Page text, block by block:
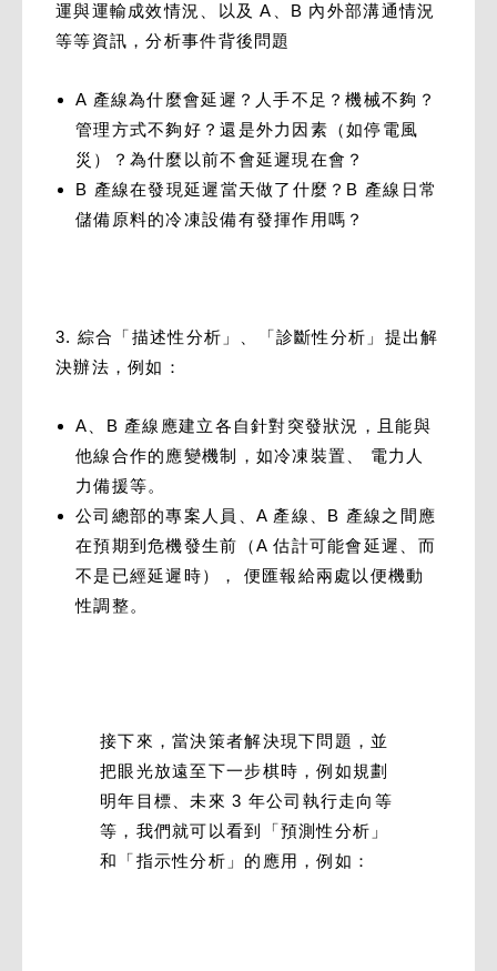
運與運輸成效情況、以及 A、B 內外部溝通情況
等等資訊，分析事件背後問題
A 產線為什麼會延遲？人手不足？機械不夠？
管理方式不夠好？還是外力因素（如停電風
災）？為什麼以前不會延遲現在會？
B 產線在發現延遲當天做了什麼？B 產線日常
儲備原料的冷凍設備有發揮作用嗎？
3. 綜合「描述性分析」、「診斷性分析」提出解
決辦法，例如：
A、B 產線應建立各自針對突發狀況，且能與
他線合作的應變機制，如冷凍裝置、 電力人
力備援等。
公司總部的專案人員、A 產線、B 產線之間應
在預期到危機發生前（A 估計可能會延遲、而
不是已經延遲時）， 便匯報給兩處以便機動
性調整。
接下來，當決策者解決現下問題，並
把眼光放遠至下一步棋時，例如規劃
明年目標、未來 3 年公司執行走向等
等，我們就可以看到「預測性分析」
和「指示性分析」的應用，例如：